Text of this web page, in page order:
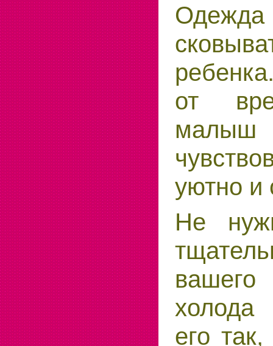
от
уют­но и
Не
холода
его